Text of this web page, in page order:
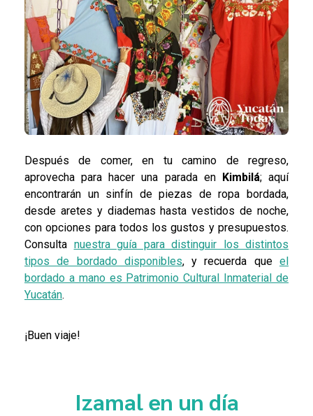
Después de comer, en tu camino de regreso,
aprovecha para hacer una parada en Kimbilá; aquí
encontrarán un sinfín de piezas de ropa bordada,
desde aretes y diademas hasta vestidos de noche,
con opciones para todos los gustos y presupuestos.
Consulta nuestra guía para distinguir los distintos
tipos de bordado disponibles, y recuerda queel
bordado a mano es Patrimonio Cultural Inmaterial de
Yucatán.
¡Buen viaje!
Izamal en un día